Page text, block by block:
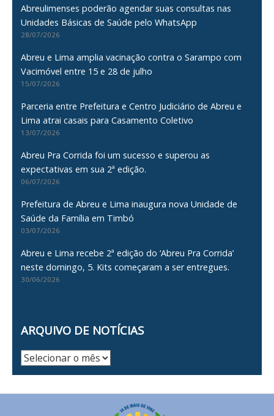
Abreulimenses poderão agendar suas consultas nas
Unidades Básicas de Saúde pelo WhatsApp
28/07/2026
Abreu e Lima amplia vacinação contra o Sarampo com
Vacimóvel entre 15 e 28 de julho
15/07/2026
Parceria entre Prefeitura e Centro Judiciário de Abreu e
Lima atrai casais para Casamento Coletivo
13/07/2026
Abreu Pra Corrida foi um sucesso e superou as
expectativas em sua 2ª edição.
06/07/2026
Prefeitura de Abreu e Lima inaugura nova Unidade de
Saúde da Família em Timbó
03/07/2026
Abreu e Lima recebe 2ª edição do ‘Abreu Pra Corrida’
neste domingo, 5. Kits começaram a ser entregues.
30/06/2026
ARQUIVO DE NOTÍCIAS
Arquivo